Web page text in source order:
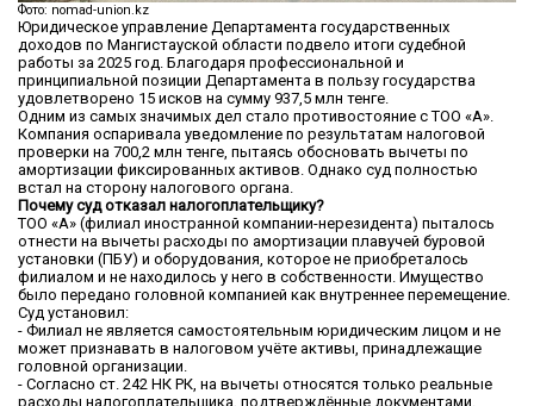
Фото: nomad-union.kz
Юридическое управление Департамента государственных
доходов по Мангистауской области подвело итоги судебной
работы за 2025 год. Благодаря профессиональной и
принципиальной позиции Департамента в пользу государства
удовлетворено 15 исков на сумму 937,5 млн тенге.
Одним из самых значимых дел стало противостояние с ТОО «А».
Компания оспаривала уведомление по результатам налоговой
проверки на 700,2 млн тенге, пытаясь обосновать вычеты по
амортизации фиксированных активов. Однако суд полностью
встал на сторону налогового органа.
Почему суд отказал налогоплательщику?
ТОО «А» (филиал иностранной компании-нерезидента) пыталось
отнести на вычеты расходы по амортизации плавучей буровой
установки (ПБУ) и оборудования, которое не приобреталось
филиалом и не находилось у него в собственности. Имущество
было передано головной компанией как внутреннее перемещение.
Суд установил:
- Филиал не является самостоятельным юридическим лицом и не
может признавать в налоговом учёте активы, принадлежащие
головной организации.
- Согласно ст. 242 НК РК, на вычеты относятся только реальные
расходы налогоплательщика, подтверждённые документами.